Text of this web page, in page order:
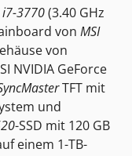
i7-3770(3.40 GHz
von MSI
von
NVIDIA GeForce
TFT mit
und
-SSD mit 120 GB
einem 1-TB-